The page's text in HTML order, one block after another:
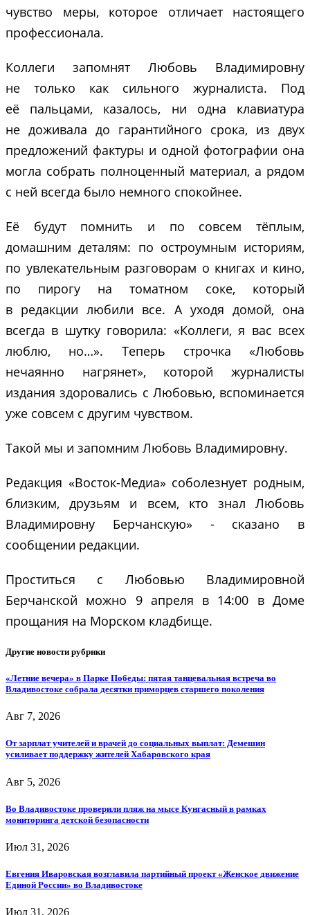
чувство меры, которое отличает настоящего
профессионала.
Коллеги запомнят Любовь Владимировну
не только как сильного журналиста. Под
её пальцами, казалось, ни одна клавиатура
не доживала до гарантийного срока, из двух
предложений фактуры и одной фотографии она
могла собрать полноценный материал, а рядом
с ней всегда было немного спокойнее.
Её будут помнить и по совсем тёплым,
домашним деталям: по остроумным историям,
по увлекательным разговорам о книгах и кино,
по пирогу на томатном соке, который
в редакции любили все. А уходя домой, она
всегда в шутку говорила: «Коллеги, я вас всех
люблю, но…». Теперь строчка «Любовь
нечаянно нагрянет», которой журналисты
издания здоровались с Любовью, вспоминается
уже совсем с другим чувством.
Такой мы и запомним Любовь Владимировну.
Редакция «Восток-Медиа» соболезнует родным,
близким, друзьям и всем, кто знал Любовь
Владимировну Берчанскую» - сказано в
сообщении редакции.
Проститься с Любовью Владимировной
Берчанской можно 9 апреля в 14:00 в Доме
прощания на Морском кладбище.
Другие новости рубрики
«Летние вечера» в Парке Победы: пятая танцевальная встреча во
Владивостоке собрала десятки приморцев старшего поколения
Авг 7, 2026
От зарплат учителей и врачей до социальных выплат: Демешин
усиливает поддержку жителей Хабаровского края
Авг 5, 2026
Во Владивостоке проверили пляж на мысе Кунгасный в рамках
мониторинга детской безопасности
Июл 31, 2026
Евгения Иваровская возглавила партийный проект «Женское движение
Единой России» во Владивостоке
Июл 31, 2026